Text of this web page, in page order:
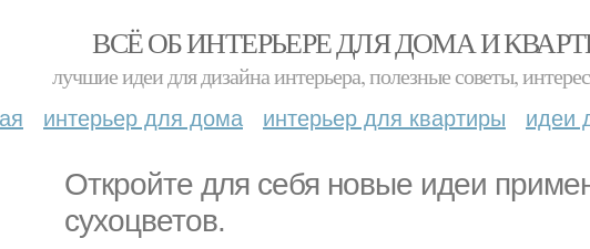
ВСЁ ОБ ИНТЕРЬЕРЕ ДЛЯ ДОМА И
лучшие идеи для дизайна интерьера, полезные советы,
интерьер для дома интерьер для квартиры идеи
Откройте для себя новые идеи
сухоцветов.